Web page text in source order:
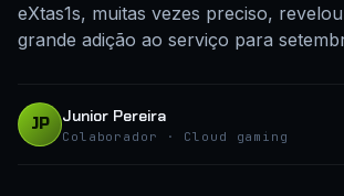
eXtas1s, muitas vezes preciso,
grande adição ao serviço para
JP Junior Pereira
Colaborador · Cloud gaming